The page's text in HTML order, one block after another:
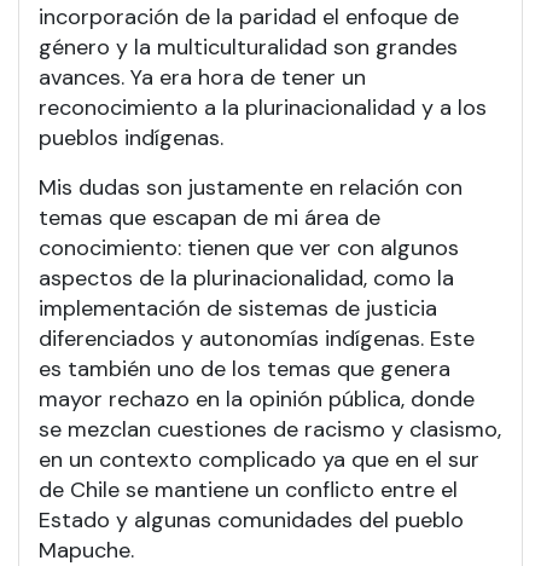
incorporación de la paridad el enfoque de
género y la multiculturalidad son grandes
avances. Ya era hora de tener un
reconocimiento a la plurinacionalidad y a los
pueblos indígenas.
Mis dudas son justamente en relación con
temas que escapan de mi área de
conocimiento: tienen que ver con algunos
aspectos de la plurinacionalidad, como la
implementación de sistemas de justicia
diferenciados y autonomías indígenas. Este
es también uno de los temas que genera
mayor rechazo en la opinión pública, donde
se mezclan cuestiones de racismo y clasismo,
en un contexto complicado ya que en el sur
de Chile se mantiene un conflicto entre el
Estado y algunas comunidades del pueblo
Mapuche.